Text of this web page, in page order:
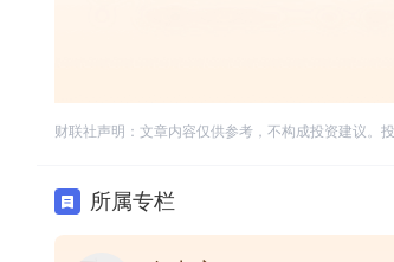
财联社声明：文章内容仅供参考，不构成投资建议。
所属专栏